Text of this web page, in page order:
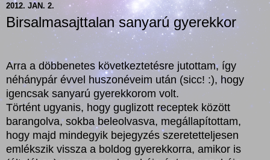
2012. JAN. 2.
Birsalmasajttalan sanyarú gyerekkor
Arra a döbbenetes következtetésre jutottam, így
néhánypár évvel huszonéveim után (sicc! :), hogy
igencsak sanyarú gyerekkorom volt.
Történt ugyanis, hogy guglizott receptek között
barangolva, sokba beleolvasva, megállapítottam,
hogy majd mindegyik bejegyzés szeretetteljesen
emlékszik vissza a boldog gyerekkorra, amikor is